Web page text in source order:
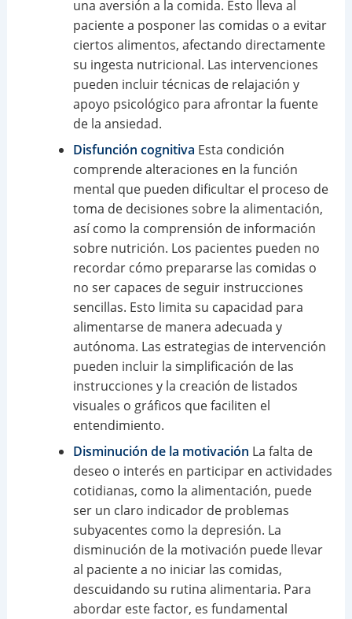
una aversión a la comida. Esto lleva al
paciente a posponer las comidas o a evitar
ciertos alimentos, afectando directamente
su ingesta nutricional. Las intervenciones
pueden incluir técnicas de relajación y
apoyo psicológico para afrontar la fuente
de la ansiedad.
Disfunción cognitiva Esta condición
comprende alteraciones en la función
mental que pueden dificultar el proceso de
toma de decisiones sobre la alimentación,
así como la comprensión de información
sobre nutrición. Los pacientes pueden no
recordar cómo prepararse las comidas o
no ser capaces de seguir instrucciones
sencillas. Esto limita su capacidad para
alimentarse de manera adecuada y
autónoma. Las estrategias de intervención
pueden incluir la simplificación de las
instrucciones y la creación de listados
visuales o gráficos que faciliten el
entendimiento.
Disminución de la motivación La falta de
deseo o interés en participar en actividades
cotidianas, como la alimentación, puede
ser un claro indicador de problemas
subyacentes como la depresión. La
disminución de la motivación puede llevar
al paciente a no iniciar las comidas,
descuidando su rutina alimentaria. Para
abordar este factor, es fundamental